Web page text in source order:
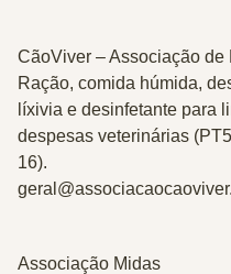
CãoViver – Associação de
Ração, comida húmida,
líxivia e desinfetante para
despesas veterinárias
16).
Associação Midas